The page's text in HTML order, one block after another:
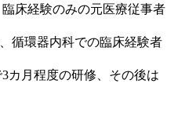
床経験のみの元医療従事者
循環器内科での臨床経験者
カ月程度の研修、その後は